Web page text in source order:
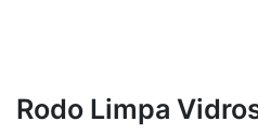
Rodo Limpa